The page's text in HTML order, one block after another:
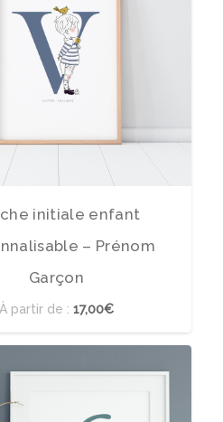
initiale enfant
– Prénom
Garçon
À partir de :17,00€